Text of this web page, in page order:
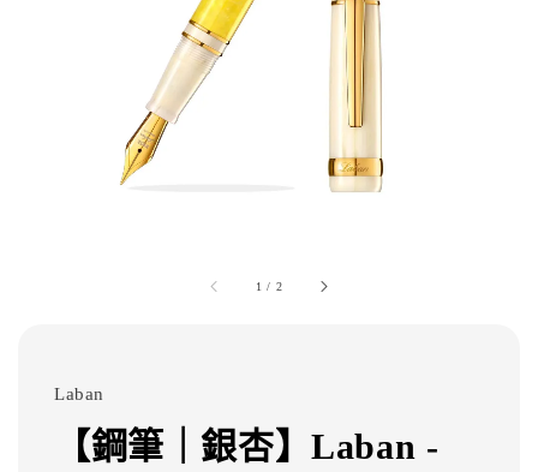
1 / 2
Laban
【鋼筆｜銀杏】Laban -